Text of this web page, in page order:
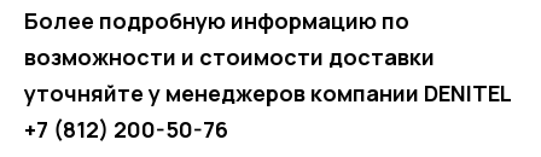
Более подробную информацию по
возможности и стоимости доставки
уточняйте у менеджеров компании DENITEL
+7 (812) 200-50-76